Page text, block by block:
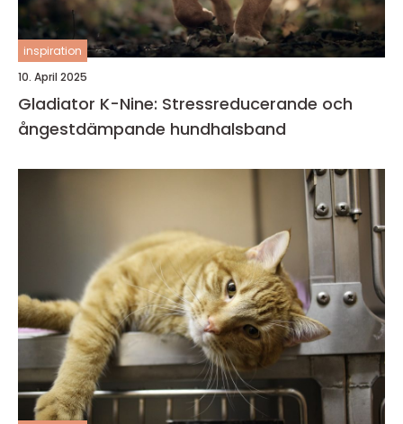
inspiration
10. April 2025
Gladiator K-Nine: Stressreducerande och
ångestdämpande hundhalsband